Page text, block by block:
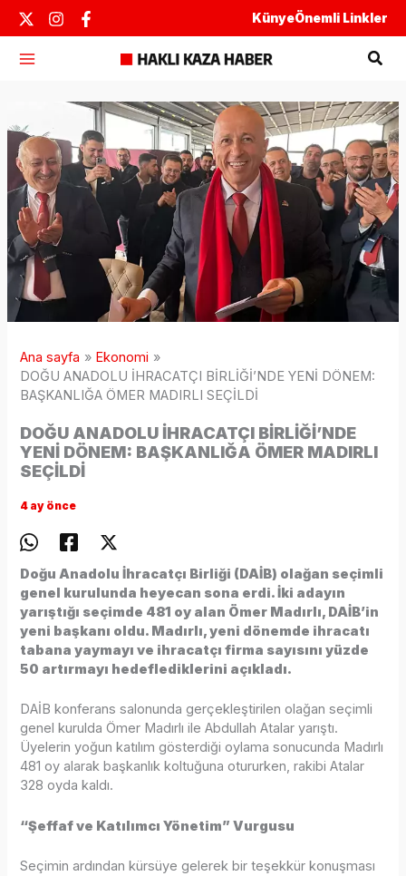
İçeriğe
atla
KünyeÖnemli Linkler
Ana sayfa
Ekonomi
DOĞU ANADOLU İHRACATÇI BİRLİĞİ’NDE YENİ DÖNEM:
BAŞKANLIĞA ÖMER MADIRLI SEÇİLDİ
DOĞU ANADOLU İHRACATÇI BİRLİĞİ’NDE
YENİ DÖNEM: BAŞKANLIĞA ÖMER MADIRLI
SEÇİLDİ
4 ay önce
Doğu Anadolu İhracatçı Birliği (DAİB) olağan seçimli
genel kurulunda heyecan sona erdi. İki adayın
yarıştığı seçimde 481 oy alan Ömer Madırlı, DAİB’in
yeni başkanı oldu. Madırlı, yeni dönemde ihracatı
tabana yaymayı ve ihracatçı firma sayısını yüzde
50 artırmayı hedeflediklerini açıkladı.
DAİB konferans salonunda gerçekleştirilen olağan seçimli
genel kurulda Ömer Madırlı ile Abdullah Atalar yarıştı.
Üyelerin yoğun katılım gösterdiği oylama sonucunda Madırlı
481 oy alarak başkanlık koltuğuna otururken, rakibi Atalar
328 oyda kaldı.
“Şeffaf ve Katılımcı Yönetim” Vurgusu
Seçimin ardından kürsüye gelerek bir teşekkür konuşması